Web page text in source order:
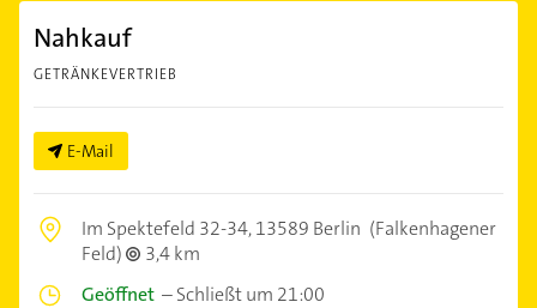
Nahkauf
GETRÄNKEVERTRIEB
E-Mail
Im Spektefeld 32-34,13589 Berlin (Falkenhagener
Feld)
3,4 km
Geöffnet –Schließt um 21:00